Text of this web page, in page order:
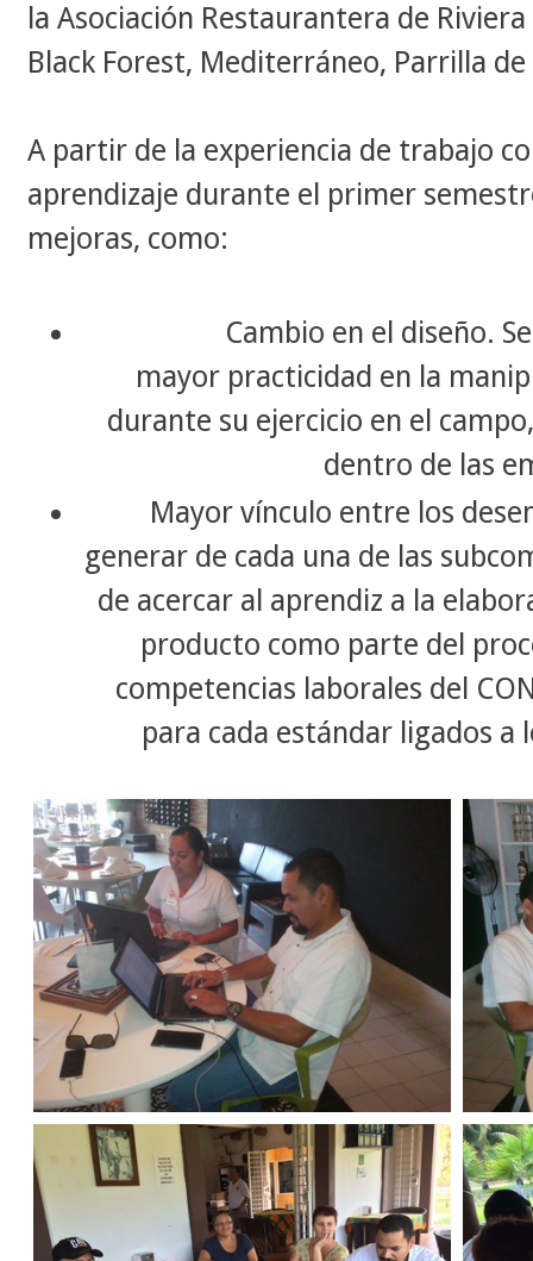
la Asociación Restaurantera de
Black Forest, Mediterráneo, Parrilla
A partir de la experiencia de trabajo
aprendizaje durante el primer
mejoras, como:
Cambio en el diseño.
mayor practicidad en la
durante su ejercicio en el
dentro de las
Mayor vínculo entre los
generar de cada una de las
de acercar al aprendiz a la
producto como parte del
competencias laborales del
para cada estándar ligados a